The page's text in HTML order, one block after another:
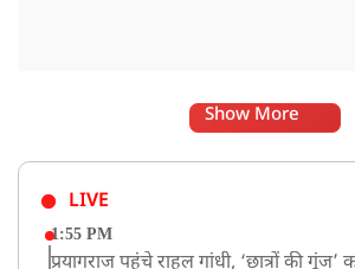
Show More
LIVE
1:55 PM
प्रयागराज पहुंचे राहुल गांधी, ‘छात्रों की गूंज’